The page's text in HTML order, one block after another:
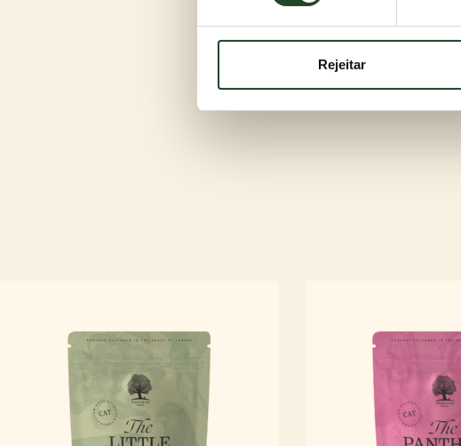
Rejeitar
E quanto aos odores
Neutraliza os odores fortes? Com
espera de uma areia para gatos,